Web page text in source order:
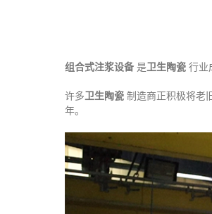
组合式注浆设备 是卫生陶瓷 行业
许多卫生陶瓷 制造商正积极将老
年。